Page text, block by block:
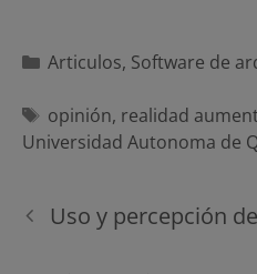
Categorías
Articulos, Software de
Etiquetas
opinión, realidad
Universidad Autonoma de
Navegación
Uso y percepción